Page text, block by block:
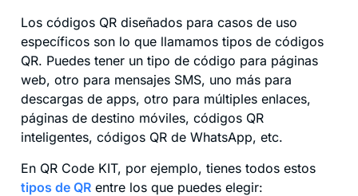
Los códigos QR diseñados para casos de uso
específicos son lo que llamamos tipos de códigos
QR. Puedes tener un tipo de código para páginas
web, otro para mensajes SMS, uno más para
descargas de apps, otro para múltiples enlaces,
páginas de destino móviles, códigos QR
inteligentes, códigos QR de WhatsApp, etc.
En QR Code KIT, por ejemplo, tienes todos estos
tipos de QR entre los que puedes elegir: